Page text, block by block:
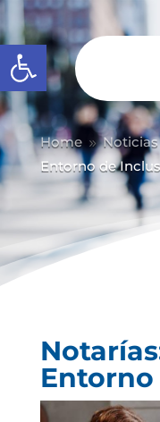
Abrir barra de
Home 9 Noticias
Entorno de